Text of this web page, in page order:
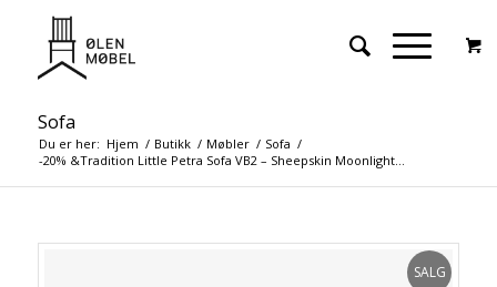
Sofa
Du er her: Hjem / Butikk / Møbler / Sofa /
-20% &Tradition Little Petra Sofa VB2 – Sheepskin Moonlight...
SALG